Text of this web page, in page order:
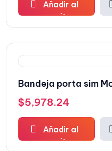
Añadir al
carrito
Bandeja porta sim
$5,978.24
Añadir al
carrito